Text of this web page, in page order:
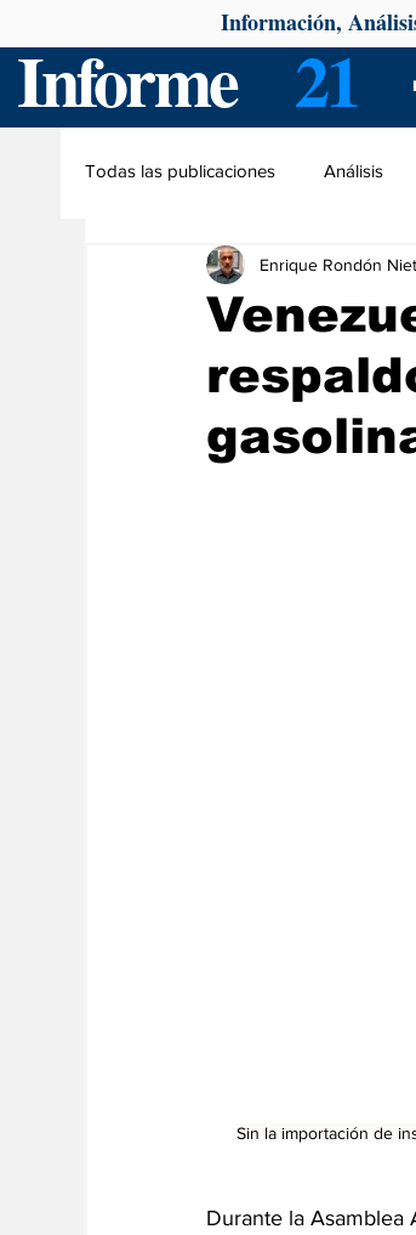
Informe 21
Información,
Todas las publicaciones Análisis
Enrique Rondón
Sin la importación de
Durante la Asamblea